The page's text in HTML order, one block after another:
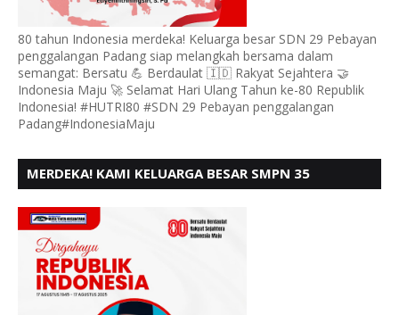
80 tahun Indonesia merdeka! Keluarga besar SDN 29 Pebayan
penggalangan Padang siap melangkah bersama dalam
semangat: Bersatu 💪 Berdaulat 🇮🇩 Rakyat Sejahtera 🤝
Indonesia Maju 🚀 Selamat Hari Ulang Tahun ke-80 Republik
Indonesia! #HUTRI80 #SDN 29 Pebayan penggalangan
Padang#IndonesiaMaju
MERDEKA! KAMI KELUARGA BESAR SMPN 35